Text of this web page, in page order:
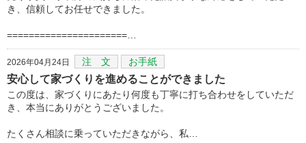
き、信頼してお任せできました。
======================…
2026年04月24日 注 文 お手紙
安心して家づくりを進めることができました
この度は、家づくりにあたり何度も丁寧に打ち合わせをしていただ
き、本当にありがとうございました。
たくさん相談に乗っていただきながら、私…